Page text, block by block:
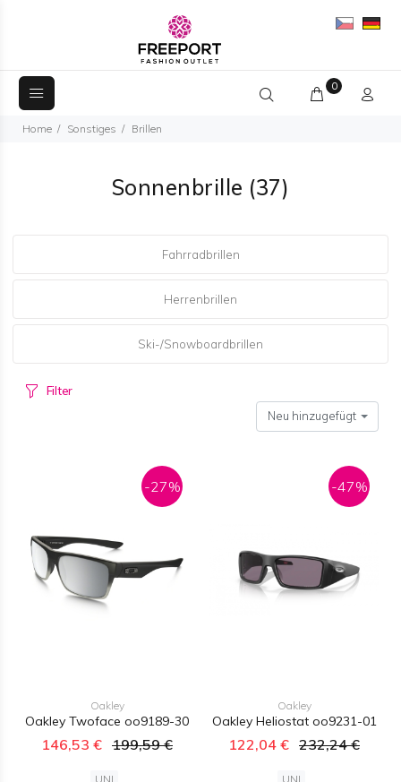
0
Home Sonstiges Brillen
Sonnenbrille (37)
Fahrradbrillen
Herrenbrillen
Ski-/Snowboardbrillen
Filter
Neu hinzugefügt
-27%
Oakley
Oakley Twoface oo9189-30
146,53 € 199,59 €
UNI
-47%
Oakley
Oakley Heliostat oo9231-01
122,04 € 232,24 €
UNI